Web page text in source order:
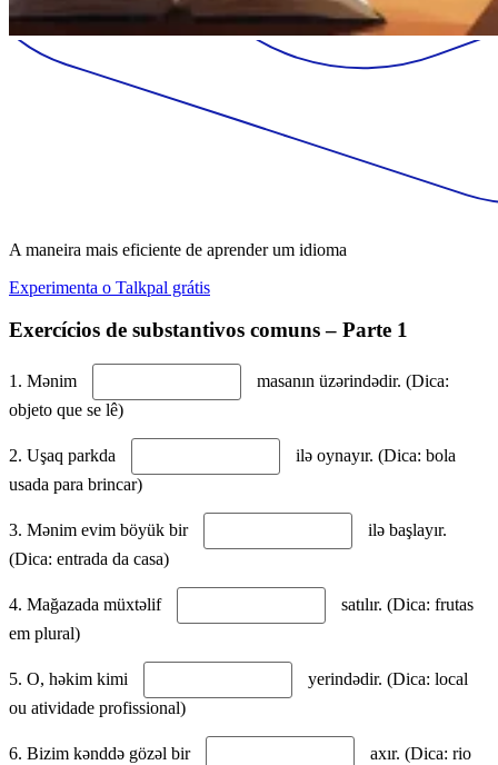
A maneira mais eficiente de aprender um idioma
Experimenta o Talkpal grátis
Exercícios de substantivos comuns – Parte 1
1. Mənim
masanın üzərindədir. (Dica:
objeto que se lê)
2. Uşaq parkda
ilə oynayır. (Dica: bola
usada para brincar)
3. Mənim evim böyük bir
ilə başlayır.
(Dica: entrada da casa)
4. Mağazada müxtəlif
satılır. (Dica: frutas
em plural)
5. O, həkim kimi
yerindədir. (Dica: local
ou atividade profissional)
6. Bizim kənddə gözəl bir
axır. (Dica: rio